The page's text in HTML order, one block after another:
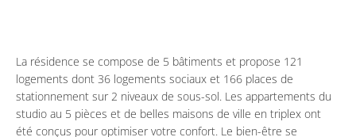
La résidence se compose de 5 bâtiments et propose 121
logements dont 36 logements sociaux et 166 places de
stationnement sur 2 niveaux de sous-sol. Les appartements du
studio au 5 pièces et de belles maisons de ville en triplex ont
été conçus pour optimiser votre confort. Le bien-être se